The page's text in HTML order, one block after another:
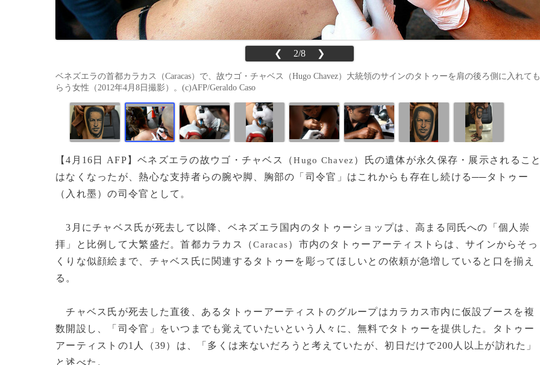
❮ 2/8 ❯
ベネズエラの首都カラカス（Caracas）で、故ウゴ・チャベス（Hugo Chavez）大統領のサインのタトゥーを肩の後ろ側に入れても
らう女性（2012年4月8日撮影）。(c)AFP/Geraldo Caso
【4月16日 AFP】ベネズエラの故ウゴ・チャベス（Hugo Chavez）氏の遺体が永久保存・展示されるこ
はなくなったが、熱心な支持者らの腕や脚、胸部の「司令官」はこれからも存在し続ける──タトゥー
（入れ墨）の司令官として。
3月にチャベス氏が死去して以降、ベネズエラ国内のタトゥーショップは、高まる同氏への「個人崇
拝」と比例して大繁盛だ。首都カラカス（Caracas）市内のタトゥーアーティストらは、サインからそっ
くりな似顔絵まで、チャベス氏に関連するタトゥーを彫ってほしいとの依頼が急増していると口を揃え
る。
チャベス氏が死去した直後、あるタトゥーアーティストのグループはカラカス市内に仮設ブースを複
数開設し、「司令官」をいつまでも覚えていたいという人々に、無料でタトゥーを提供した。タトゥー
アーティストの1人（39）は、「多くは来ないだろうと考えていたが、初日だけで200人以上が訪れた」
と述べた。